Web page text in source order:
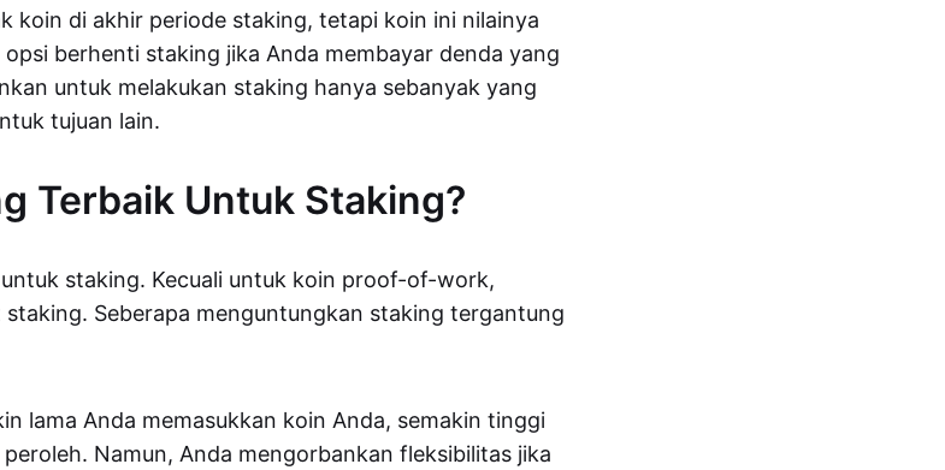
koin di akhir periode staking, tetapi koin ini nilainya
berhenti staking jika Anda membayar denda yang
untuk melakukan staking hanya sebanyak yang
tujuan lain.
Terbaik Untuk Staking?
staking. Kecuali untuk koin proof-of-work,
Seberapa menguntungkan staking tergantung
lama Anda memasukkan koin Anda, semakin tinggi
Namun, Anda mengorbankan fleksibilitas jika